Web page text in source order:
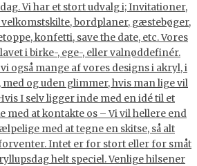
Vi har et stort udvalg i; Invitationer,
bordplaner, gæstebøger,
konfetti, save the date, etc. Vores
i birke-, ege-, eller valnøddefinér.
også mange af vores designs i akryl, i
og uden glimmer, hvis man lige vil
I selv ligger inde med en idé til et
med at kontakte os – Vi vil hellere end
med at tegne en skitse, så alt
Intet er for stort eller for småt
helt speciel. Venlige hilsener